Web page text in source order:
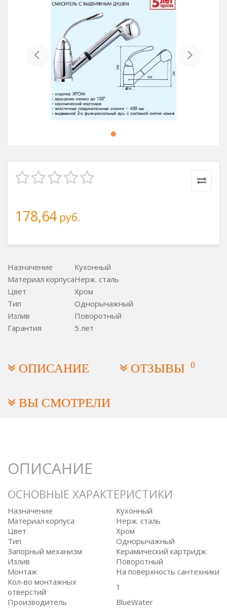
Previous
178,64 руб.
Назначение
Кухонный
Материал корпусаНерж. сталь
Цвет
Хром
Тип
Однорычажный
Излив
Поворотный
Гарантия
5 лет
ОПИСАНИЕ ОТЗЫВЫ 0
ВЫ СМОТРЕЛИ
ОПИСАНИЕ
ОСНОВНЫЕ ХАРАКТЕРИСТИКИ
Назначение
Кухонный
Материал корпуса
Нерж. сталь
Цвет
Хром
Тип
Однорычажный
Запорный механизм
Керамический картридж
Излив
Поворотный
Монтаж
На поверхность сантехники
Кол-во монтажных
отверстий
1
Производитель
BlueWater